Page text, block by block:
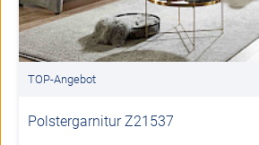
TOP-Angebot
Polstergarnitur Z21537